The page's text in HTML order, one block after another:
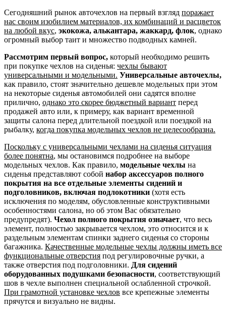
Сегодняшний рынок авточехлов на первый взгляд поражает
нас своим изобилием материалов, их комбинаций и расцветок
на любой вкус, экокожа, алькантара, жаккард, флок, однако
огромный выбор таит и множество подводных камней.
Рассмотрим первый вопрос, который необходимо решить
при покупке чехлов на сиденья: чехлы бывают
универсальными и модельными. Универсальные авточехлы,
как правило, стоят значительно дешевле модельных при этом
на некоторые сиденья автомобилей они садятся вполне
прилично, однако это скорее бюджетный вариант перед
продажей авто или, к примеру, как вариант временной
защиты салона перед длительной поездкой или поездкой на
рыбалку, когда покупка модельных чехлов не целесообразна.
Поскольку с универсальными чехлами на сиденья ситуация
более понятна, мы остановимся подробнее на выборе
модельных чехлов. Как правило, модельные чехлы на
сиденья представляют собой набор аксессуаров полного
покрытия на все отдельные элементы сидений и
подголовников, включая подлокотники (хотя есть
исключения по моделям, обусловленные конструктивными
особенностями салона, но об этом Вас обязательно
предупредят). Чехол полного покрытия означает, что весь
элемент, полностью закрывается чехлом, это относится и к
раздельным элементам спинки заднего сиденья со стороны
багажника. Качественные модельные чехлы должны иметь все
функциональные отверстия под регулировочные ручки, а
также отверстия под подголовники. Для сидений
оборудованных подушками безопасности, соответствующий
шов в чехле выполнен специальной ослабленной строчкой.
При грамотной установке чехлов все крепежные элементы
прячутся и визуально не видны.